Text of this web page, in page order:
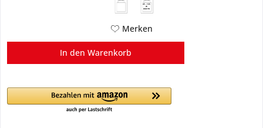
45 - 135
W
USB PD
Merken
In den Warenkorb